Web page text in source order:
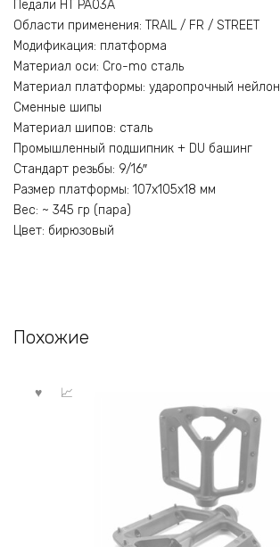
Педали HT PA03A
Области применения: TRAIL / FR / STREET
Модификация: платформа
Материал оси: Cro-mo сталь
Материал платформы: ударопрочный нейлон
Сменные шипы
Материал шипов: сталь
Промышленный подшипник + DU башинг
Стандарт резьбы: 9/16″
Размер платформы: 107x105x18 мм
Вес: ~ 345 гр (пара)
Цвет: бирюзовый
Похожие